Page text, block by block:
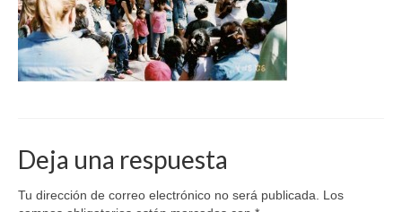
Deja una respuesta
Tu dirección de correo electrónico no será publicada.
Los